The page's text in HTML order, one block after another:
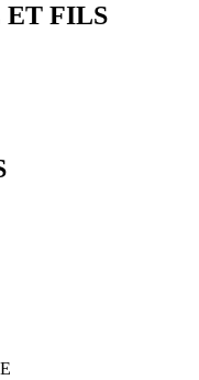
ET FILS